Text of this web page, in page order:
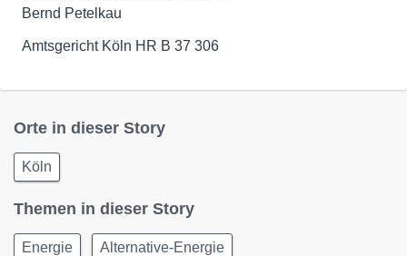
Bernd Petelkau
Amtsgericht Köln HR B 37 306
Orte in dieser Story
Köln
Themen in dieser Story
Energie Alternative-Energie